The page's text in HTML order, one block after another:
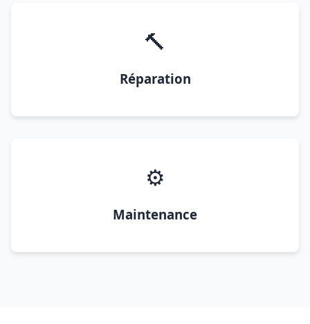
🔨
Réparation
⚙️
Maintenance